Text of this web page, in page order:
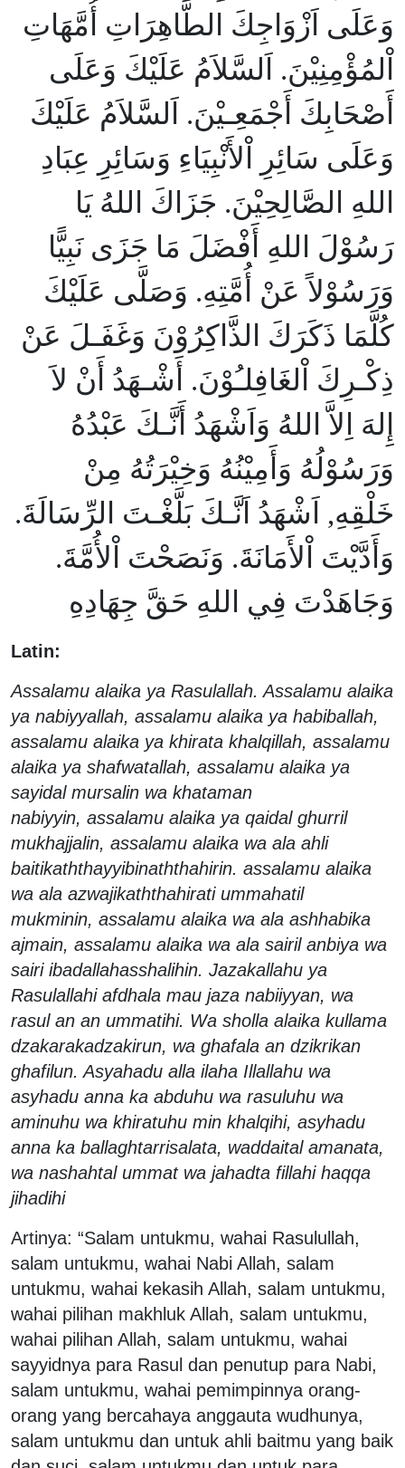
وَعَلَى اَزْوَاجِكَ الطَّاهِرَاتِ أُمَّهَاتِ
اْلمُؤْمِنِيْنَ. اَلسَّلاَمُ عَلَيْكَ وَعَلَى
أَصْحَابِكَ أَجْمَعِـيْنَ. اَلسَّلاَمُ عَلَيْكَ
وَعَلَى سَائِرِ اْلأَنْبِيَاءِ وَسَائِرِ عِبَادِ
اللهِ الصَّالِحِيْنَ. جَزَاكَ اللهُ يَا
رَسُوْلَ اللهِ أَفْضَلَ مَا جَزَى نَبِيًّا
وَرَسُوْلاً عَنْ أُمَّتِهِ. وَصَلَّى عَلَيْكَ
كُلَّمَا ذَكَرَكَ الذَّاكِرُوْنَ وَغَفَـلَ عَنْ
ذِكْـرِكَ اْلغَافِلـُوْنَ. أَشْـهَدُ أَنْ لاَ
إِلهَ اِلاَّ اللهُ وَاَشْهَدُ أَنَّـكَ عَبْدُهُ
وَرَسُوْلُهُ وَأَمِيْنُهُ وَخِيْرَتُهُ مِنْ
خَلْقِهِ, اَشْهَدُ اَنَّـكَ بَلَّغْـتَ الرِّسَالَةَ.
وَأَدَّيْتَ اْلأَمَانَةَ. وَنَصَحْتَ اْلأُمَّةَ.
وَجَاهَدْتَ فِي اللهِ حَقَّ جِهَادِهِ
Latin:
Assalamu alaika ya Rasulallah. Assalamu alaika
ya nabiyyallah, assalamu alaika ya habiballah,
assalamu alaika ya khirata khalqillah, assalamu
alaika ya shafwatallah, assalamu alaika ya
sayidal mursalin wa khataman
nabiyyin, assalamu alaika ya qaidal ghurril
mukhajjalin, assalamu alaika wa ala ahli
baitikaththayyibinaththahirin. assalamu alaika
wa ala azwajikaththahirati ummahatil
mukminin, assalamu alaika wa ala ashhabika
ajmain, assalamu alaika wa ala sairil anbiya wa
sairi ibadallahasshalihin. Jazakallahu ya
Rasulallahi afdhala mau jaza nabiiyyan, wa
rasul an an ummatihi. Wa sholla alaika kullama
dzakarakadzakirun, wa ghafala an dzikrikan
ghafilun. Asyahadu alla ilaha Illallahu wa
asyhadu anna ka abduhu wa rasuluhu wa
aminuhu wa khiratuhu min khalqihi, asyhadu
anna ka ballaghtarrisalata, waddaital amanata,
wa nashahtal ummat wa jahadta fillahi haqqa
jihadihi
Artinya: “Salam untukmu, wahai Rasulullah,
salam untukmu, wahai Nabi Allah, salam
untukmu, wahai kekasih Allah, salam untukmu,
wahai pilihan makhluk Allah, salam untukmu,
wahai pilihan Allah, salam untukmu, wahai
sayyidnya para Rasul dan penutup para Nabi,
salam untukmu, wahai pemimpinnya orang-
orang yang bercahaya anggauta wudhunya,
salam untukmu dan untuk ahli baitmu yang baik